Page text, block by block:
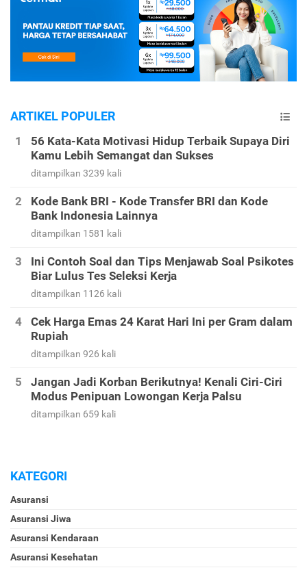
ARTIKEL POPULER
56 Kata-Kata Motivasi Hidup Terbaik Supaya Diri
Kamu Lebih Semangat dan Sukses
ditampilkan 3239 kali
Kode Bank BRI - Kode Transfer BRI dan Kode
Bank Indonesia Lainnya
ditampilkan 1581 kali
Ini Contoh Soal dan Tips Menjawab Soal Psikotes
Biar Lulus Tes Seleksi Kerja
ditampilkan 1126 kali
Cek Harga Emas 24 Karat Hari Ini per Gram dalam
Rupiah
ditampilkan 926 kali
Jangan Jadi Korban Berikutnya! Kenali Ciri-Ciri
Modus Penipuan Lowongan Kerja Palsu
ditampilkan 659 kali
KATEGORI
Asuransi
Asuransi Jiwa
Asuransi Kendaraan
Asuransi Kesehatan